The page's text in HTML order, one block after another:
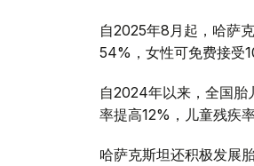
自2025年8月起，哈萨
54%，女性可免费接受
自2024年以来，全国胎
率提高12%，儿童残疾
哈萨克斯坦还积极发展